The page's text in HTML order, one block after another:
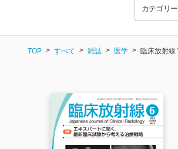
カテゴリ
TOP すべて 雑誌 医学 臨床放射線